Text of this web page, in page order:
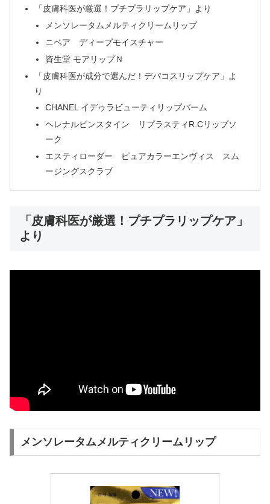
「皮膚科医が厳選！プチプラリップケア」より
メンソレータムメルティクリームリップ
ニベア ディープモイスチャー
資生堂 モアリップＮ
「皮膚科医が成分で選んだ！デパコスリップケア」よ
り
CHANEL イデゥラビューティリップバーム
ヘレナルビンスタイン リプラスティR.Cリップソ
ーク
エスティローダー ピュアカラーエンヴィス スム
ージングスクラブ
「皮膚科医が厳選！プチプラリップケア」
より
メンソレータムメルティクリームリップ